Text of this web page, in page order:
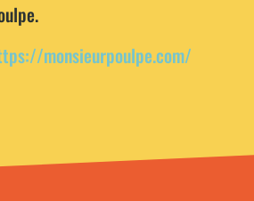
monsieurpoulpe.com/